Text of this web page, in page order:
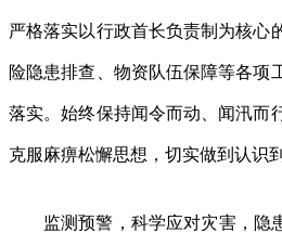
严格落实以行政首长负责制为核心
险隐患排查、物资队伍保障等各项
落实。始终保持闻令而动、闻汛而
克服麻痹松懈思想，切实做到认识
监测预警，科学应对灾害，隐